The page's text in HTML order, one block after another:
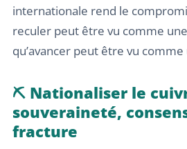
internationale rend le
reculer peut être vu comme
qu’avancer peut être vu
⛏️ Nationaliser le
souveraineté,
fracture